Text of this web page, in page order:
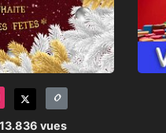
vues